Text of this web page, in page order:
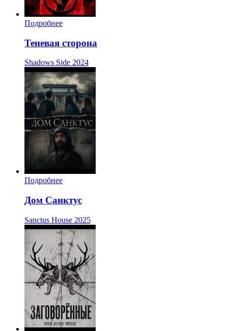
Подробнее
Теневая сторона
Shadows Side 2024
Подробнее
Дом Санктус
Sanctus House 2025